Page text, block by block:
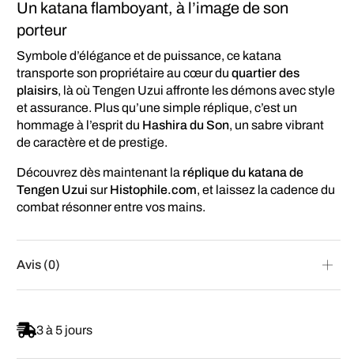
Un katana flamboyant, à l’image de son
porteur
Symbole d’élégance et de puissance, ce katana
transporte son propriétaire au cœur duquartier des
plaisirs, là où Tengen Uzui affronte les démons avec style
et assurance. Plus qu’une simple réplique, c’est un
hommage à l’esprit du Hashira du Son, un sabre vibrant
de caractère et de prestige.
Découvrez dès maintenant la réplique du katana de
Tengen Uzui surHistophile.com, et laissez la cadence du
combat résonner entre vos mains.
Avis (0)
3 à 5 jours